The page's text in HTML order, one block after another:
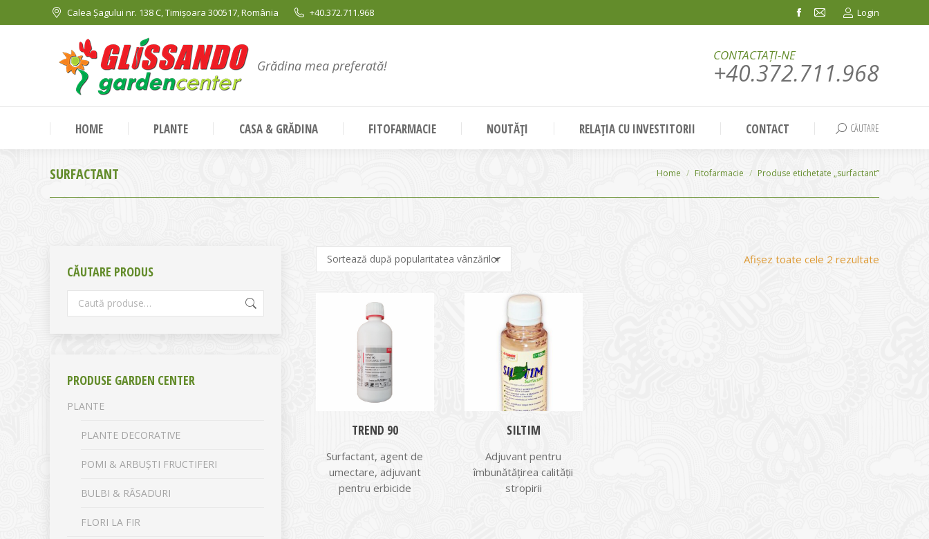
Calea Șagului nr. 138 C, Timișoara 300517, România +40.372.711.968
Facebook
in
window
Mail
in
window
Login
Grădina mea preferată!
CONTACTAȚI-NE
+40.372.711.968
HOME PLANTE CASA & GRĂDINA FITOFARMACIE NOUTĂȚI RELAȚIA CU INVESTITORII CONTACT Search:
CĂUTARE
SURFACTANT You are here:
Home Fitofarmacie Produse etichetate „surfactant”
Afișez toate cele 2 rezultate
TREND 90
Surfactant, agent de
umectare, adjuvant
pentru erbicide
SILTIM
Adjuvant pentru
îmbunătățirea calității
stropirii
CĂUTARE PRODUS
PRODUSE GARDEN CENTER
PLANTE
PLANTE DECORATIVE
POMI & ARBUȘTI FRUCTIFERI
BULBI & RĂSADURI
FLORI LA FIR